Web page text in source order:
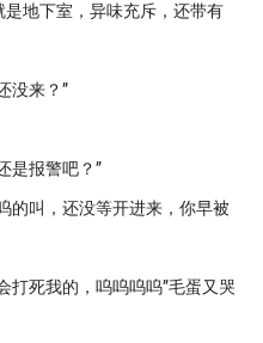
地下室，异味充斥，还带有
没来？”
报警吧？”
叫，还没等开进来，你早被
死我的，呜呜呜呜”毛蛋又哭